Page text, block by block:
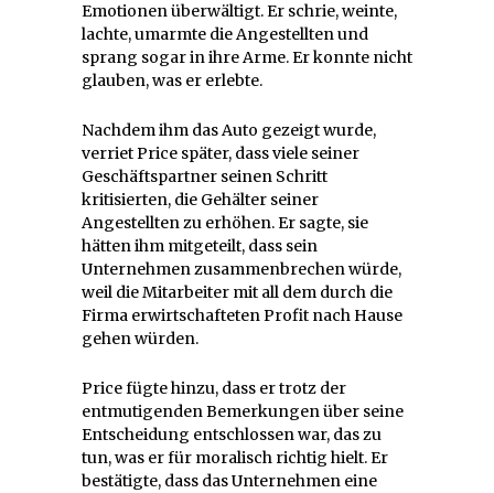
Emotionen überwältigt. Er schrie, weinte,
lachte, umarmte die Angestellten und
sprang sogar in ihre Arme. Er konnte nicht
glauben, was er erlebte.
Nachdem ihm das Auto gezeigt wurde,
verriet Price später, dass viele seiner
Geschäftspartner seinen Schritt
kritisierten, die Gehälter seiner
Angestellten zu erhöhen. Er sagte, sie
hätten ihm mitgeteilt, dass sein
Unternehmen zusammenbrechen würde,
weil die Mitarbeiter mit all dem durch die
Firma erwirtschafteten Profit nach Hause
gehen würden.
Price fügte hinzu, dass er trotz der
entmutigenden Bemerkungen über seine
Entscheidung entschlossen war, das zu
tun, was er für moralisch richtig hielt. Er
bestätigte, dass das Unternehmen eine